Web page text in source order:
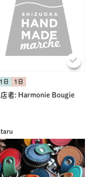
日 1日
者: Harmonie Bougie